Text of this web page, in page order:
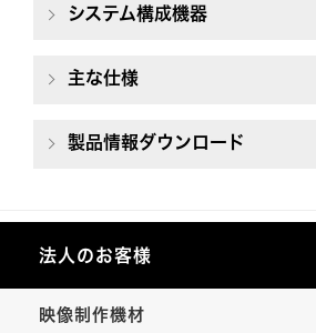
システム構成機器
主な仕様
製品情報ダウンロード
法人のお客様
映像制作機材